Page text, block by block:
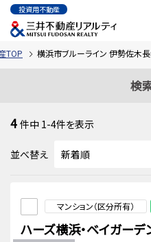
投資用不動産
TOP 横浜市ブルーライン 伊勢佐木
検
4 件中 1-4件を表示
並べ替え
マンション（区分所有）
ハーズ横浜・ベイガーデ